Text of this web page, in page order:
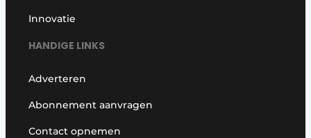
Innovatie
HANDIGE LINKS
Adverteren
Abonnement aanvragen
Contact opnemen